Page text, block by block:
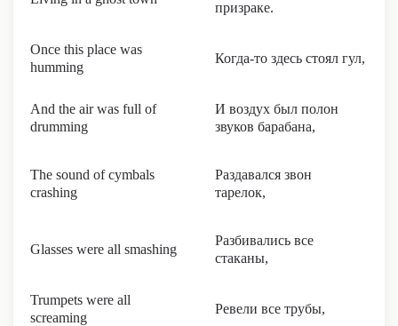
призраке.
Once this place was
humming
Когда-то здесь стоял гул,
And the air was full of
drumming
И воздух был полон
звуков барабана,
The sound of cymbals
crashing
Раздавался звон
тарелок,
Glasses were all smashing
Разбивались все
стаканы,
Trumpets were all
screaming
Ревели все трубы,